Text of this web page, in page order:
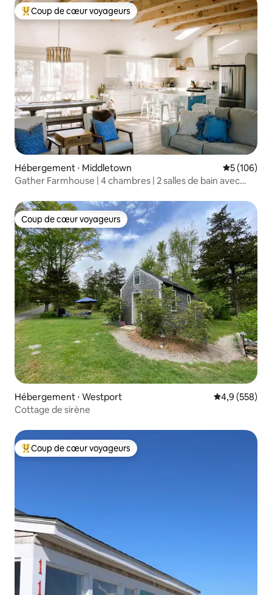
Coups de cœur voyageurs les plus appréciés
Coup de cœur voyageurs
Hébergement ⋅ Middletown Évaluation
5 (106)
Gather Farmhouse | 4 chambres | 2 salles de bain avec
Coup de cœur voyageurs
Coup de cœur voyageurs
Hébergement ⋅ Westport Évaluation
4,9 (558)
Cottage de sirène
Coups de cœur voyageurs les plus appréciés
Coup de cœur voyageurs